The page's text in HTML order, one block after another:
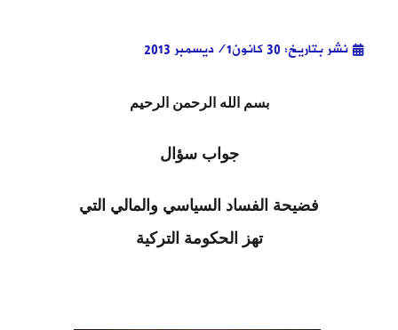
نشر بتاريخ: 30 كانون1/ديسمبر 2013
بسم الله الرحمن الرحيم
جواب سؤال
فضيحة الفساد السياسي والمالي التي
تهز الحكومة التركية